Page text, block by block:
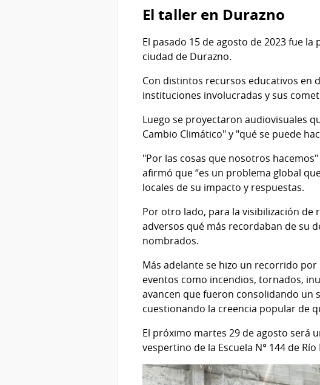
El taller en Durazno
El pasado 15 de agosto de 2023 fue
ciudad de Durazno.
Con distintos recursos educativos en
instituciones involucradas y sus
Luego se proyectaron audiovisuales
Cambio Climático" y "qué se puede
"Por las cosas que nosotros
afirmó que “es un problema global
locales de su impacto y respuestas.
Por otro lado, para la visibilización de
adversos qué más recordaban de su
nombrados.
Más adelante se hizo un recorrido
eventos como incendios, tornados,
avancen que fueron consolidando un
cuestionando la creencia popular de
El próximo martes 29 de agosto será
vespertino de la Escuela N° 144 de